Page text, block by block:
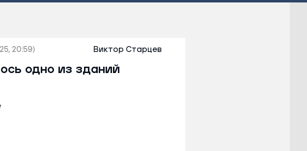
20:59) Виктор Старцев
одно из зданий